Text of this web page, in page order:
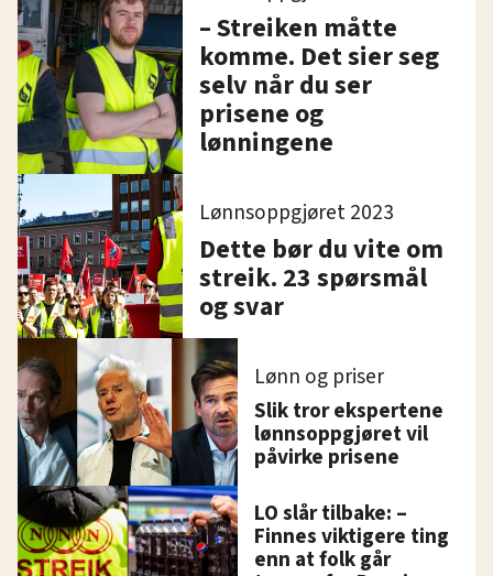
– Streiken måtte
komme. Det sier seg
selv når du ser
prisene og
lønningene
Lønnsoppgjøret 2023
Dette bør du vite om
streik. 23 spørsmål
og svar
Lønn og priser
Slik tror ekspertene
lønnsoppgjøret vil
påvirke prisene
LO slår tilbake: –
Finnes viktigere ting
enn at folk går